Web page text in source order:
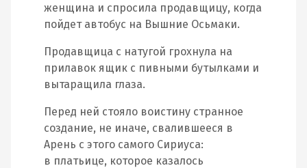
женщина и спросила продавщицу, когда
пойдет автобус на Вышние Осьмаки.
Продавщица с натугой грохнула на
прилавок ящик с пивными бутылками и
вытаращила глаза.
Перед ней стояло воистину странное
создание, не иначе, свалившееся в
Арень с этого самого Сириуса:
в платьице, которое казалось